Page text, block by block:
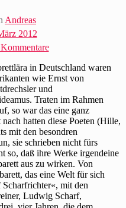
Andreas
2012
zu
Max
Herrmann-
Neiße
stellt
Kabarettdichter
und
vor
in Deutschland waren
wie Ernst von
und
Traten im Rahmen
so war das eine ganz
hatten diese Poeten (Hille,
mit den besondren
sie schrieben nicht fürs
so, daß ihre Werke irgendeine
aus zu wirken. Von
das eine Welt für sich
Scharfrichter«, mit den
Ludwig Scharf,